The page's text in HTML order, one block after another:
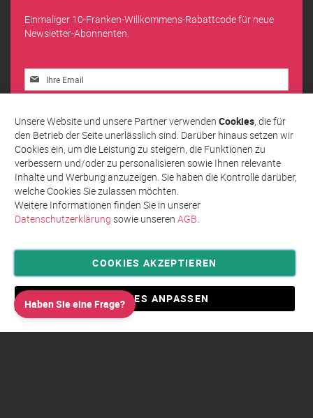
Einmaliger 10-Franken-Willkommens-Rabattcode für neue
Newsletter-Abonnenten.
Melden
Sie
unseren
Newsletter
an:
Abonnieren
Privatsphäre und Datenschutz
Allgemeine Geschäftsbedingungen AGB
Impressum
Unsere Website und unsere Partner verwenden Cookies, die für
den Betrieb der Seite unerlässlich sind. Darüber hinaus setzen wir
Cookies ein, um die Leistung zu steigern, die Funktionen zu
verbessern und/oder zu personalisieren sowie Ihnen relevante
Inhalte und Werbung anzuzeigen. Sie haben die Kontrolle darüber,
welche Cookies Sie zulassen möchten.
Weitere Informationen finden Sie in unserer
Datenschutzerklärung sowie unseren AGB.
COOKIES AKZEPTIEREN
COOKIES ANPASSEN
Haben Sie eine Frage?